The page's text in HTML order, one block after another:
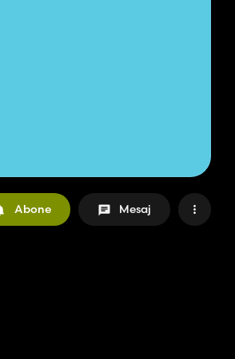
Abone Mesaj